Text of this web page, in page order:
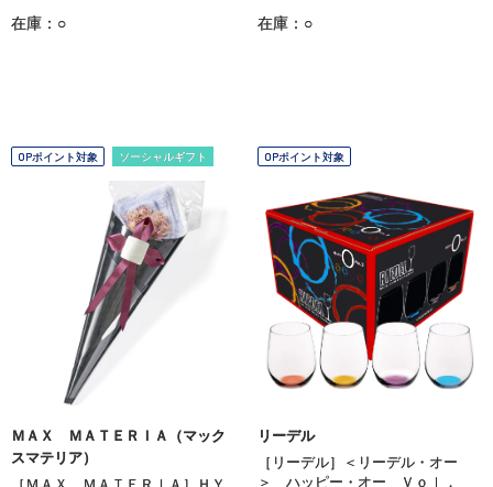
在庫：○ 在庫：○
OPポイント対象 ソーシャルギフト
ＭＡＸ ＭＡＴＥＲＩＡ（マック
スマテリア）
OPポイント対象
リーデル
［リーデル］＜リーデル・オー
＞ ハッピー・オー Ｖｏｌ．